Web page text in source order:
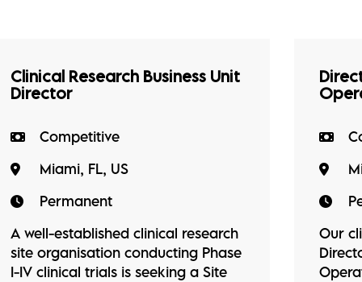
Clinical Research Business Unit
Director
Competitive
Miami, FL, US
Permanent
A well-established clinical research
site organisation conducting Phase
I-IV clinical trials is seeking a Site
Our